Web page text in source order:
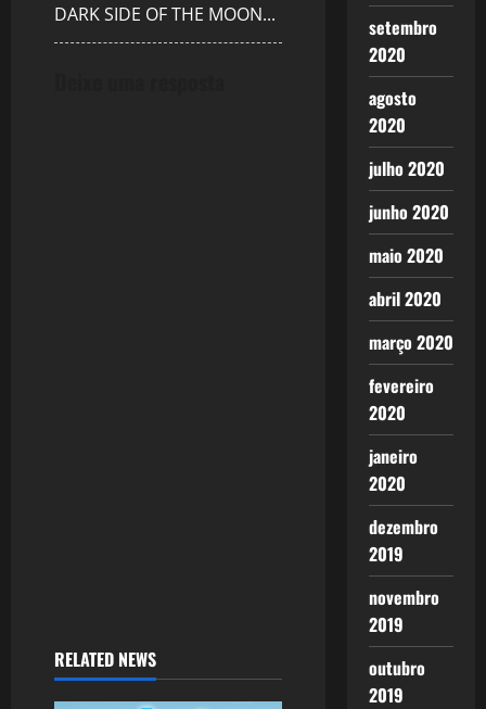
DARK SIDE OF THE MOON...
RELATED NEWS
setembro
2020
agosto
2020
julho 2020
junho 2020
maio 2020
abril 2020
março 2020
fevereiro
2020
janeiro
2020
dezembro
2019
novembro
2019
outubro
2019